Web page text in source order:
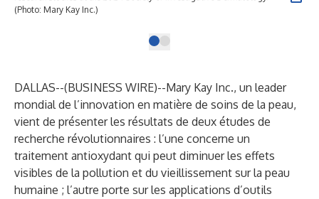
(Photo: Mary Kay Inc.)
DALLAS--(BUSINESS WIRE)--Mary Kay Inc., un leader
mondial de l’innovation en matière de soins de la peau,
vient de présenter les résultats de deux études de
recherche révolutionnaires : l’une concerne un
traitement antioxydant qui peut diminuer les effets
visibles de la pollution et du vieillissement sur la peau
humaine ; l’autre porte sur les applications d’outils